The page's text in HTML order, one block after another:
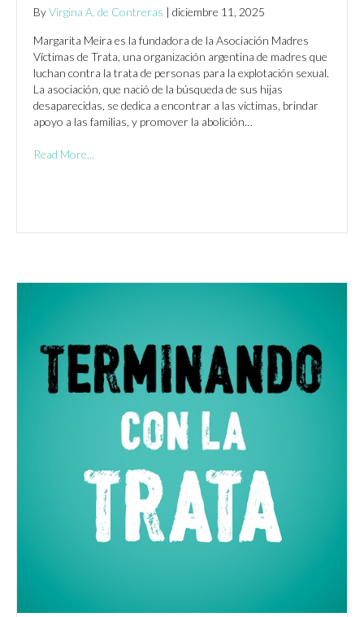
ByVirgina A. de Contreras | diciembre 11, 2025
Margarita Meira es la fundadora de la Asociación Madres
Víctimas de Trata, una organización argentina de madres que
luchan contra la trata de personas para la explotación sexual.
La asociación, que nació de la búsqueda de sus hijas
desaparecidas, se dedica a encontrar a las víctimas, brindar
apoyo a las familias, y promover la abolición…
Read More...